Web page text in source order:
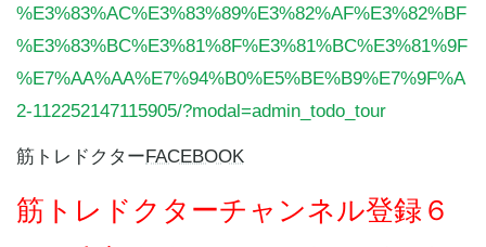
%E3%83%AC%E3%83%89%E3%82%AF%E3%82%BF
%E3%83%BC%E3%81%8F%E3%81%BC%E3%81%9F
%E7%AA%AA%E7%94%B0%E5%BE%B9%E7%9F%A
2-112252147115905/?modal=admin_todo_tour
筋トレドクターFACEBOOK
筋トレドクターチャンネル登録６